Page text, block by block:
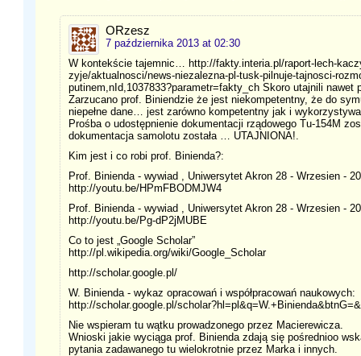
ORzesz
7 października 2013 at 02:30
W kontekście tajemnic… http://fakty.interia.pl/raport-lech-
zyje/aktualnosci/news-niezalezna-pl-tusk-pilnuje-tajnosci-
putinem,nId,1037833?parametr=fakty_ch Skoro utajnili
Zarzucano prof. Biniendzie że jest niekompetentny, że do
niepełne dane… jest zarówno kompetentny jak i
Prośba o udostępnienie dokumentacji rządowego Tu-154M
dokumentacja samolotu została … UTAJNIONA!.
Kim jest i co robi prof. Binienda?:
Prof. Binienda - wywiad , Uniwersytet Akron 28 - Wrzesien -
http://youtu.be/HPmFBODMJW4
Prof. Binienda - wywiad , Uniwersytet Akron 28 - Wrzesien -
http://youtu.be/Pg-dP2jMUBE
Co to jest „Google Scholar”
http://pl.wikipedia.org/wiki/Google_Scholar
http://scholar.google.pl/
W. Binienda - wykaz opracowań i współpracowań naukowych:
http://scholar.google.pl/
Nie wspieram tu wątku prowadzonego przez Macierewicza.
Wnioski jakie wyciąga prof. Binienda zdają się pośrednioo
pytania zadawanego tu wielokrotnie przez Marka i innych.